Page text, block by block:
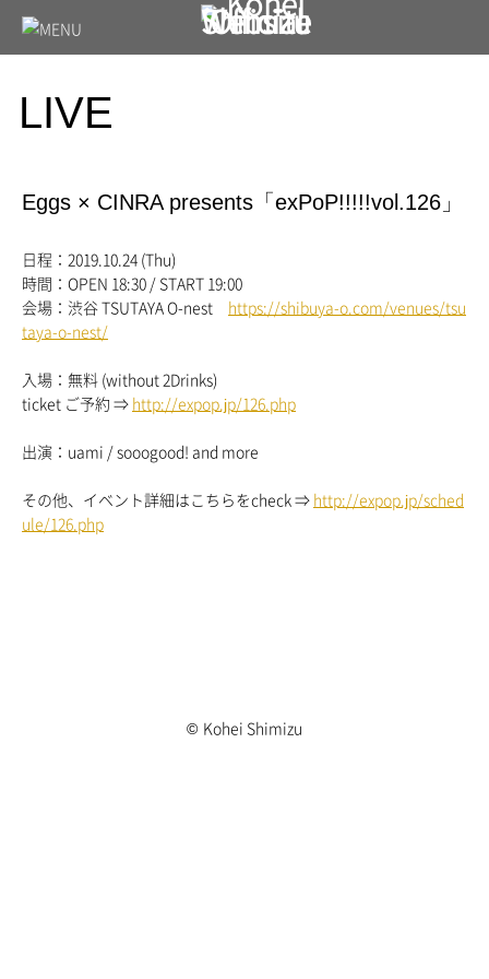
LIVE
Eggs × CINRA presents「exPoP!!!!!vol.126」
日程：2019.10.24 (Thu)
時間：OPEN 18:30 / START 19:00
会場：渋谷 TSUTAYA O-nest https://shibuya-o.com/venues/tsu
taya-o-nest/
入場：無料 (without 2Drinks)
ticket ご予約 ⇒ http://expop.jp/126.php
出演：uami / sooogood! and more
その他、イベント詳細はこちらをcheck ⇒ http://expop.jp/sched
ule/126.php
© Kohei Shimizu